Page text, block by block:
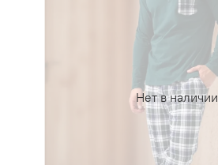
Нет в наличии